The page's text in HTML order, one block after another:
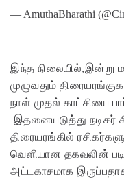
— AmuthaBharathi
இந்த நிலையில்,இன்று
முழுவதும்
நாள் முதல் காட்சியை
இதனையடுத்து நடிகர்
திரையரங்கில்
வெளியான தகவலின்
அட்டகாசமாக